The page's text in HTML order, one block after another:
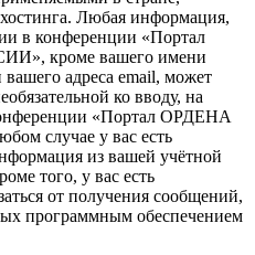
Любая информация,
в конференции «Портал
кроме вашего имени
вашего адреса email, может
ко вводу, на
«Портал ОРДЕНА
случае у вас есть
из вашей учётной
того, у вас есть
от получения сообщений,
программным обеспечением